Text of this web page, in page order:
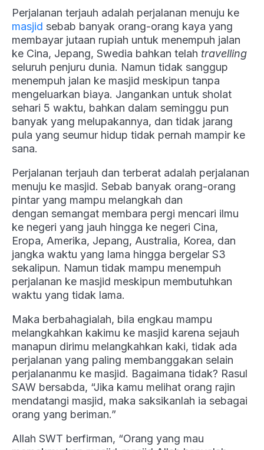
Perjalanan terjauh adalah perjalanan menuju ke
masjid sebab banyak orang-orang kaya yang
membayar jutaan rupiah untuk menempuh jalan
ke Cina, Jepang, Swedia bahkan telah travelling
seluruh penjuru dunia. Namun tidak sanggup
menempuh jalan ke masjid meskipun tanpa
mengeluarkan biaya. Jangankan untuk sholat
sehari 5 waktu, bahkan dalam seminggu pun
banyak yang melupakannya, dan tidak jarang
pula yang seumur hidup tidak pernah mampir ke
sana.
Perjalanan terjauh dan terberat adalah perjalanan
menuju ke masjid. Sebab banyak orang-orang
pintar yang mampu melangkah dan
dengan semangat membara pergi mencari ilmu
ke negeri yang jauh hingga ke negeri Cina,
Eropa, Amerika, Jepang, Australia, Korea, dan
jangka waktu yang lama hingga bergelar S3
sekalipun. Namun tidak mampu menempuh
perjalanan ke masjid meskipun membutuhkan
waktu yang tidak lama.
Maka berbahagialah, bila engkau mampu
melangkahkan kakimu ke masjid karena sejauh
manapun dirimu melangkahkan kaki, tidak ada
perjalanan yang paling membanggakan selain
perjalananmu ke masjid. Bagaimana tidak? Rasul
SAW bersabda, “Jika kamu melihat orang rajin
mendatangi masjid, maka saksikanlah ia sebagai
orang yang beriman.”
Allah SWT berfirman, “Orang yang mau